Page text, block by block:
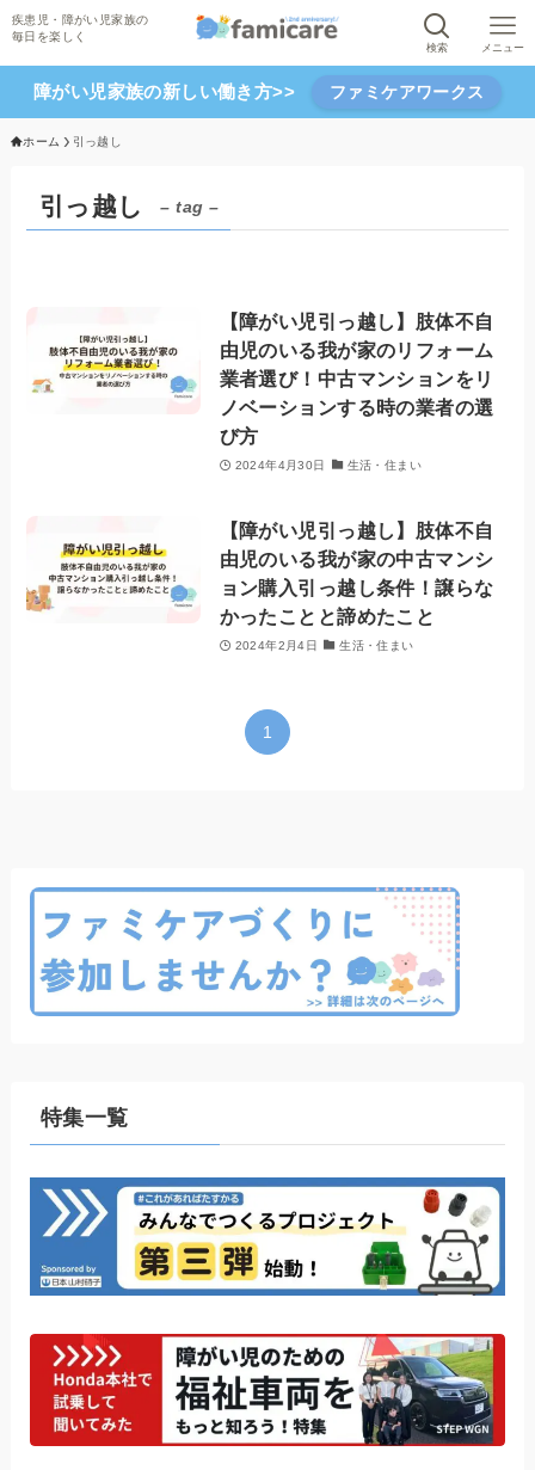
検索 メニュー
障がい児家族の新しい働き方>> ファミケアワークス
ホーム 引っ越し
引っ越し – tag –
【障がい児引っ越し】肢体不自
由児のいる我が家のリフォーム
業者選び！中古マンションをリ
ノベーションする時の業者の選
び方
2024年4月30日 生活・住まい
【障がい児引っ越し】肢体不自
由児のいる我が家の中古マンシ
ョン購入引っ越し条件！譲らな
かったことと諦めたこと
2024年2月4日 生活・住まい
1
特集一覧